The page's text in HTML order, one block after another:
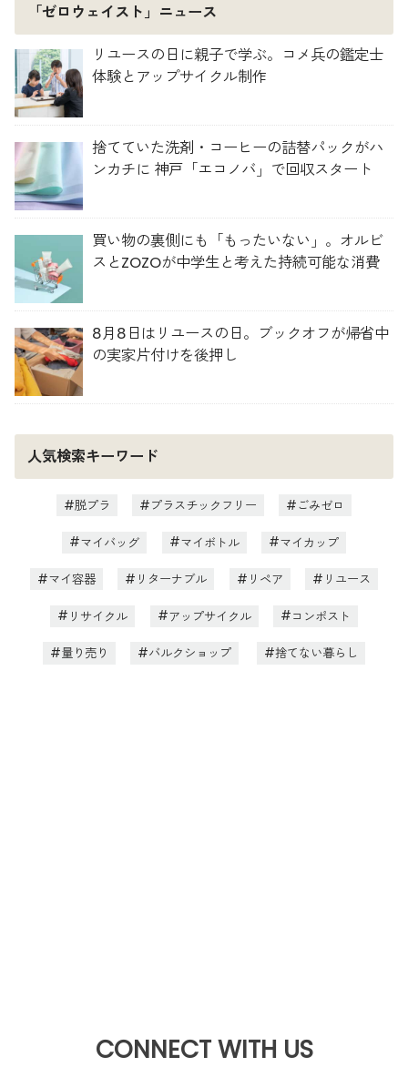
「ゼロウェイスト」ニュース
リユースの日に親子で学ぶ。コメ兵の鑑定士
体験とアップサイクル制作
捨てていた洗剤・コーヒーの詰替パックがハ
ンカチに 神戸「エコノバ」で回収スタート
買い物の裏側にも「もったいない」。オルビ
スとZOZOが中学生と考えた持続可能な消費
8月8日はリユースの日。ブックオフが帰省中
の実家片付けを後押し
人気検索キーワード
脱プラ プラスチックフリー ごみゼロ
マイバッグ マイボトル マイカップ
マイ容器 リターナブル リペア リユース
リサイクル アップサイクル コンポスト
量り売り バルクショップ 捨てない暮らし
CONNECT WITH US